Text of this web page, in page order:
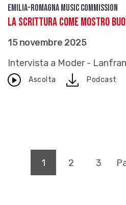
Emilia-Romagna Music Commission
La scrittura come mostro
15 novembre 2025
Intervista a Moder -
Ascolta downloadPodcast
1 (pagina corrente)
2 3